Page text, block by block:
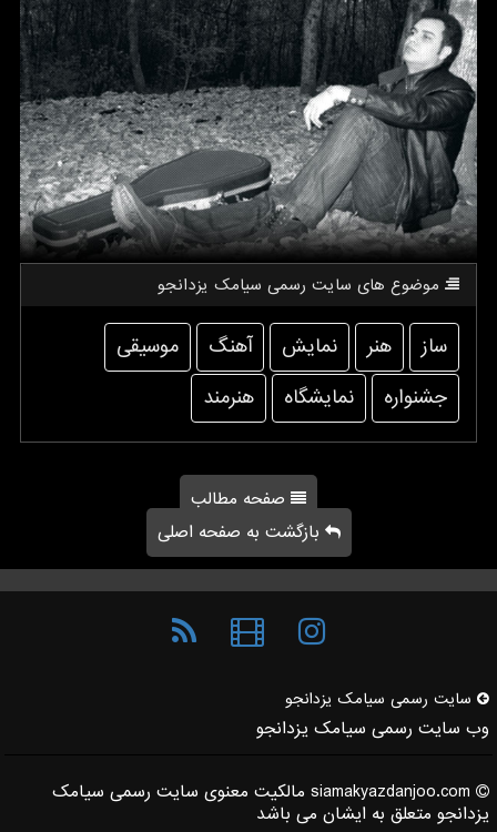
موضوع های سایت رسمی سیامك یزدانجو
ساز هنر نمایش آهنگ
موسیقی
جشنواره
نمایشگاه هنرمند
صفحه مطالب
بازگشت به صفحه اصلی
سایت رسمی سیامك یزدانجو
وب سایت رسمی سیامک یزدانجو
siamakyazdanjoo.com مالکیت معنوی سایت رسمی سیامک
یزدانجو متعلق به ایشان می باشد